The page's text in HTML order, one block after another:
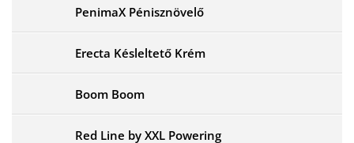
PenimaX Pénisznövelő
Erecta Késleltető Krém
Boom Boom
Red Line by XXL Powering